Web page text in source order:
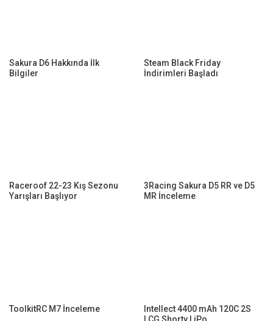
Sakura D6 Hakkında İlk
Bilgiler
Steam Black Friday
İndirimleri Başladı
Raceroof 22-23 Kış Sezonu
Yarışları Başlıyor
3Racing Sakura D5 RR ve D5
MR İnceleme
ToolkitRC M7 İnceleme
Intellect 4400 mAh 120C 2S